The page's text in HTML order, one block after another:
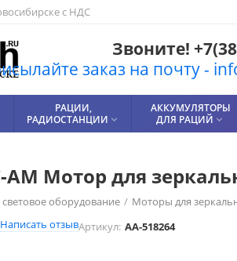
с НДС
Звоните!
заказ на почту -
РАЦИИ,
РАДИОСТАНЦИИ 
АККУМУЛЯТОРЫ
ДЛЯ РАЦИЙ 
AM Мотор для
оборудование / Моторы для
Написать отзывАртикул: AA-518264